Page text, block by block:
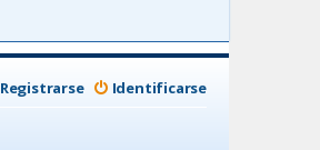
Identificarse
Registrarse